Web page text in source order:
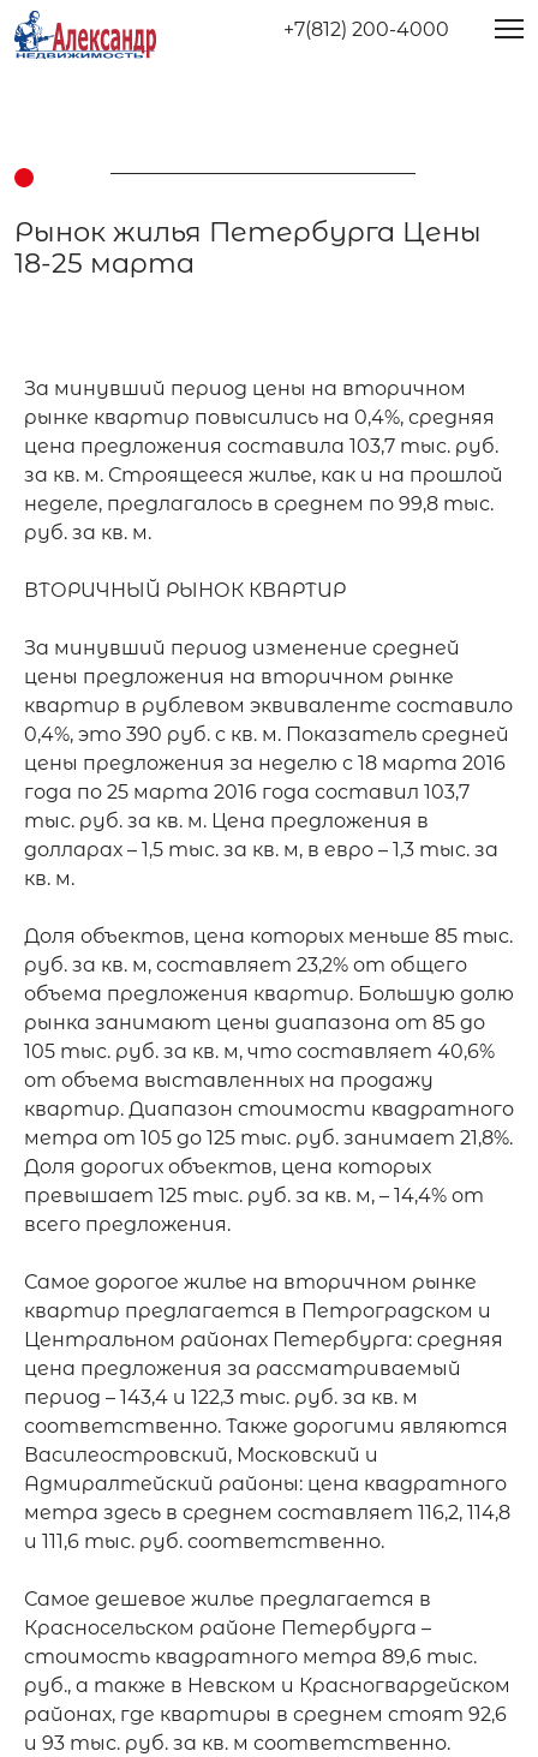
+7(812) 200-4000
Рынок жилья Петербурга Цены
18-25 марта
За минувший период цены на вторичном
рынке квартир повысились на 0,4%, средняя
цена предложения составила 103,7 тыс. руб.
за кв. м. Строящееся жилье, как и на прошлой
неделе, предлагалось в среднем по 99,8 тыс.
руб. за кв. м.
ВТОРИЧНЫЙ РЫНОК КВАРТИР
За минувший период изменение средней
цены предложения на вторичном рынке
квартир в рублевом эквиваленте составило
0,4%, это 390 руб. с кв. м. Показатель средней
цены предложения за неделю с 18 марта 2016
года по 25 марта 2016 года составил 103,7
тыс. руб. за кв. м. Цена предложения в
долларах – 1,5 тыс. за кв. м, в евро – 1,3 тыс. за
кв. м.
Доля объектов, цена которых меньше 85 тыс.
руб. за кв. м, составляет 23,2% от общего
объема предложения квартир. Большую долю
рынка занимают цены диапазона от 85 до
105 тыс. руб. за кв. м, что составляет 40,6%
от объема выставленных на продажу
квартир. Диапазон стоимости квадратного
метра от 105 до 125 тыс. руб. занимает 21,8%.
Доля дорогих объектов, цена которых
превышает 125 тыс. руб. за кв. м, – 14,4% от
всего предложения.
Самое дорогое жилье на вторичном рынке
квартир предлагается в Петроградском и
Центральном районах Петербурга: средняя
цена предложения за рассматриваемый
период – 143,4 и 122,3 тыс. руб. за кв. м
соответственно. Также дорогими являются
Василеостровский, Московский и
Адмиралтейский районы: цена квадратного
метра здесь в среднем составляет 116,2, 114,8
и 111,6 тыс. руб. соответственно.
Самое дешевое жилье предлагается в
Красносельском районе Петербурга –
стоимость квадратного метра 89,6 тыс.
руб., а также в Невском и Красногвардейском
районах, где квартиры в среднем стоят 92,6
и 93 тыс. руб. за кв. м соответственно.